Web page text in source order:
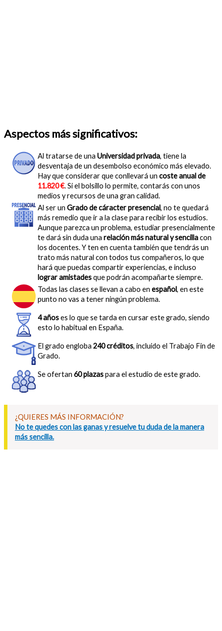
Aspectos más significativos:
Al tratarse de una Universidad privada, tiene la
desventaja de un desembolso económico más elevado.
Hay que considerar que conllevará un coste anual de
11.820 €. Si el bolsillo lo permite, contarás con unos
medios y recursos de una gran calidad.
Al ser un Grado de cáracter presencial, no te quedará
más remedio que ir a la clase para recibir los estudios.
Aunque parezca un problema, estudiar presencialmente
te dará sin duda una relación más natural y sencillacon
los docentes. Y ten en cuenta también que tendrás un
trato más natural con todos tus compañeros, lo que
hará que puedas compartir experiencias, e incluso
lograr amistadesque podrán acompañarte siempre.
Todas las clases se llevan a cabo en español, en este
punto no vas a tener ningún problema.
4 añoses lo que se tarda en cursar este grado, siendo
esto lo habitual en España.
El grado engloba 240 créditos, incluido el Trabajo Fin de
Grado.
Se ofertan 60 plazaspara el estudio de este grado.
¿QUIERES MÁS INFORMACIÓN?
No te quedes con las ganas y resuelve tu duda de la manera
más sencilla.